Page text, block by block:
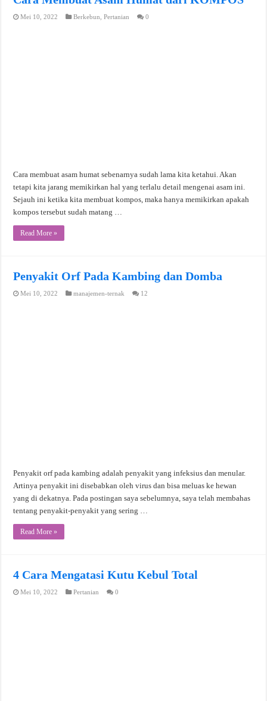
Mei 10, 2022 Berkebun ,Pertanian 0
Cara membuat asam humat sebenarnya sudah lama kita ketahui. Akan
tetapi kita jarang memikirkan hal yang terlalu detail mengenai asam ini.
Sejauh ini ketika kita membuat kompos, maka hanya memikirkan apakah
kompos tersebut sudah matang …
Read More »
Penyakit Orf Pada Kambing dan Domba
Mei 10, 2022 manajemen-ternak 12
Penyakit orf pada kambing adalah penyakit yang infeksius dan menular.
Artinya penyakit ini disebabkan oleh virus dan bisa meluas ke hewan
yang di dekatnya. Pada postingan saya sebelumnya, saya telah membahas
tentang penyakit-penyakit yang sering …
Read More »
4 Cara Mengatasi Kutu Kebul Total
Mei 10, 2022 Pertanian 0